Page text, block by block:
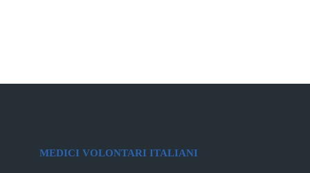
MEDICI VOLONTARI ITALIANI